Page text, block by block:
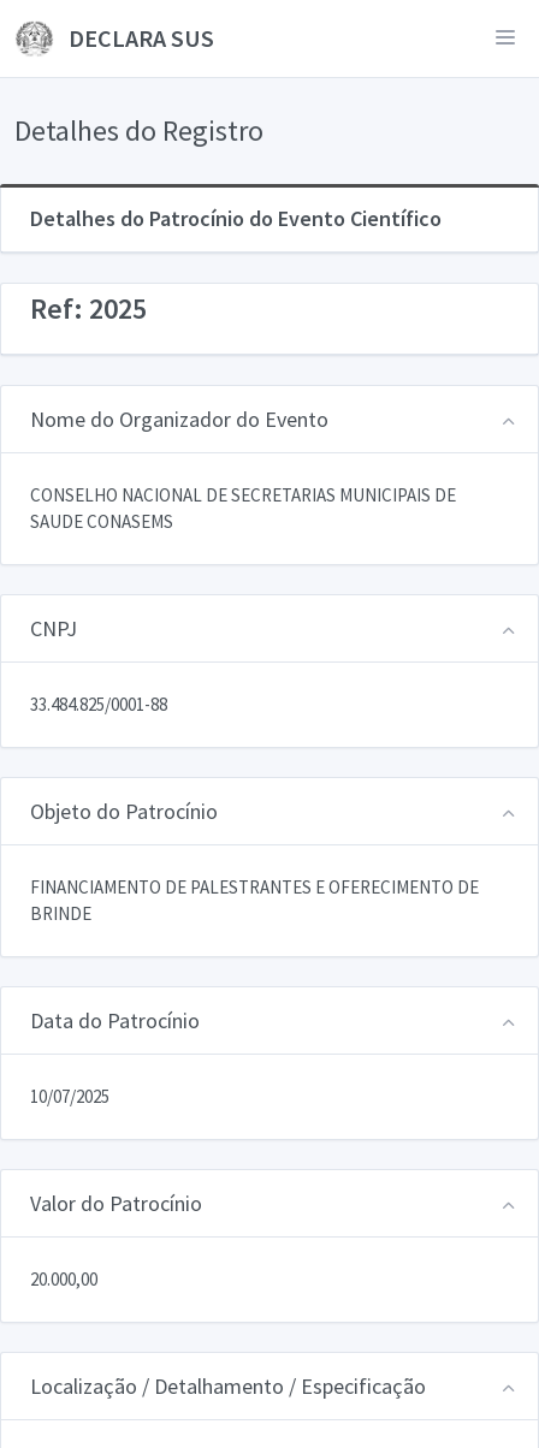
DECLARA SUS
Detalhes do Registro
Detalhes do Patrocínio do Evento Científico
Ref: 2025
Nome do Organizador do Evento
CONSELHO NACIONAL DE SECRETARIAS MUNICIPAIS DE
SAUDE CONASEMS
CNPJ
33.484.825/0001-88
Objeto do Patrocínio
FINANCIAMENTO DE PALESTRANTES E OFERECIMENTO DE
BRINDE
Data do Patrocínio
10/07/2025
Valor do Patrocínio
20.000,00
Localização / Detalhamento / Especificação